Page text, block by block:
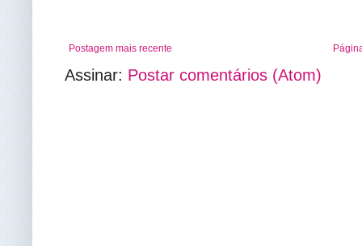
Postagem mais recente
Assinar: Postar comentários (Atom)